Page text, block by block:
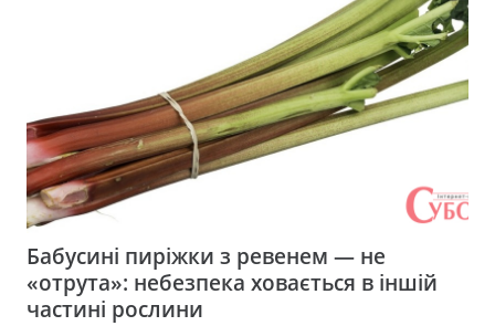
Бабусині пиріжки з ревенем — не
«отрута»: небезпека ховається в іншій
частині рослини